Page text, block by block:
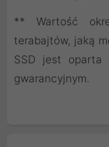
** Wartość
terabajtów, jaką
SSD jest oparta
gwarancyjnym.